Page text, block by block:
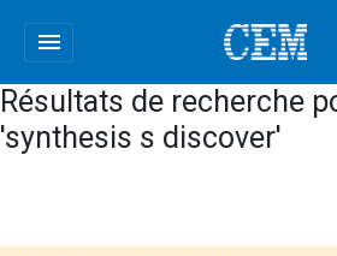
menu
Résultats de recherche
'synthesis s discover'